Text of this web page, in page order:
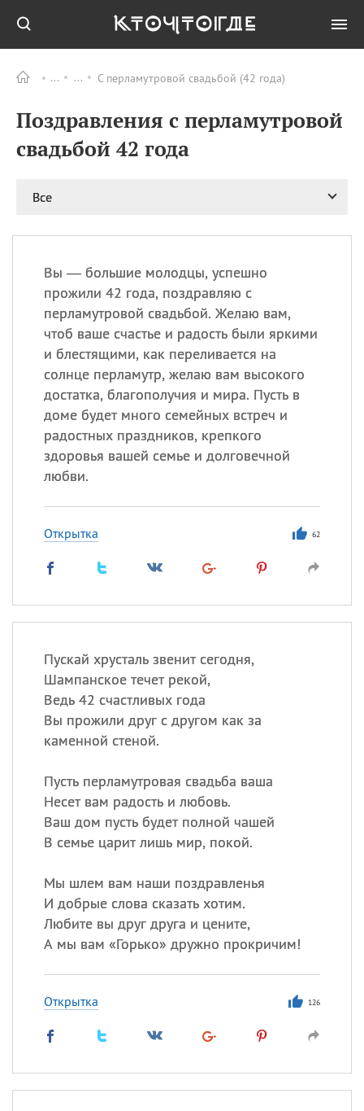
С перламутровой свадьбой (42 года)
Поздравления с перламутровой
свадьбой 42 года
Все
Вы — большие молодцы, успешно
прожили 42 года, поздравляю с
перламутровой свадьбой. Желаю вам,
чтоб ваше счастье и радость были яркими
и блестящими, как переливается на
солнце перламутр, желаю вам высокого
достатка, благополучия и мира. Пусть в
доме будет много семейных встреч и
радостных праздников, крепкого
здоровья вашей семье и долговечной
любви.
Открытка 62
Пускай хрусталь звенит сегодня,
Шампанское течет рекой,
Ведь 42 счастливых года
Вы прожили друг с другом как за
каменной стеной.
Пусть перламутровая свадьба ваша
Несет вам радость и любовь.
Ваш дом пусть будет полной чашей
В семье царит лишь мир, покой.
Мы шлем вам наши поздравленья
И добрые слова сказать хотим.
Любите вы друг друга и цените,
А мы вам «Горько» дружно прокричим!
Открытка 126
ПРАЗДНИКИ
08.08 День «Счастье
случается» (Happiness
великомученика
покровителя всех
врачей и целителя
больных
09.08
День книголюбов (Book
ИМЕНА
Сегодня празднуют именины
Посмотреть значение